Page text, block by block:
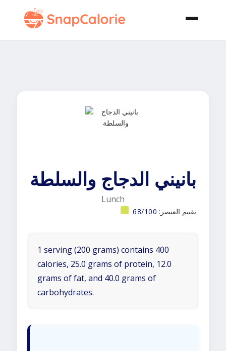
بانيني الدجاج والسلطة
Lunch
تقييم العنصر: 68/100
1 serving (200 grams) contains 400
calories, 25.0 grams of protein, 12.0
grams of fat, and 40.0 grams of
carbohydrates.